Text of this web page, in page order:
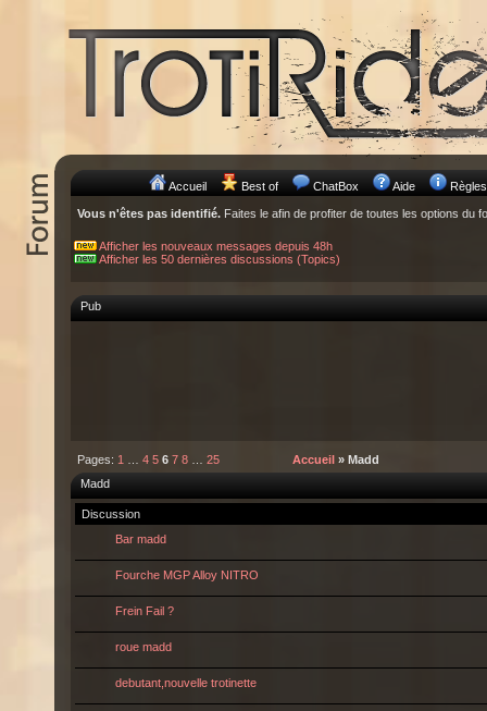
Accueil Best of ChatBox Aide Règles
Vous n'êtes pas identifié. Faites le afin de profiter de toutes les options du
Afficher les nouveaux messages depuis 48h
Afficher les 50 dernières discussions (Topics)
Pub
Pages: 1 4 5 6 7 8 25 Accueil » Madd
Madd
Discussion
Bar madd
Fourche MGP Alloy NITRO
Frein Fail ?
roue madd
debutant,nouvelle trotinette